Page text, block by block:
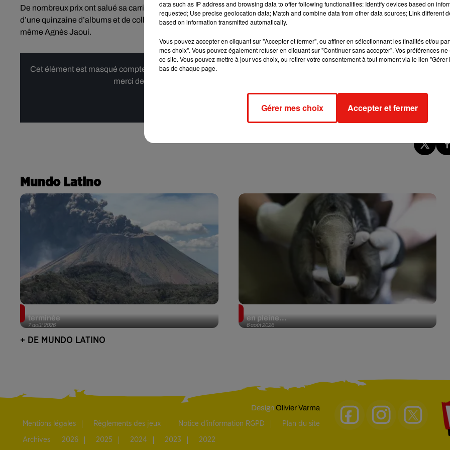
De nombreux prix ont salué sa carrière de "fadista", des concerts donnés dans le monde entier et une discographie riche
d’une quinzaine d’albums et de collaborations avec d’autres grandes voix du genre Mariza, Ana Moura, Cristina Branco - et
même Agnès Jaoui.
Cet élément est masqué compte-tenu du refus du dépôt de cookies que vous avez exprimé. Si vous souhaitez l'afficher,
merci de nous donner votre accord en cliquant sur le bouton ci-dessous.
Afficher l'élément
Mundo Latino
7 août 2026
terminée
6 août 2026
en pleine...
+ DE MUNDO LATINO
DesignOlivier Varma
Mentions légales Règlements des jeux Notice d’information RGPD Plan du site
Archives 2026 2025 2024 2023 2022
data such as IP address and browsing data to offer following functionalities: Identify devices based on
requested; Use precise geolocation data; Match and combine data from other data sources; Link different
based on information transmitted automatically.
Vous pouvez accepter en cliquant sur "Accepter et fermer", ou affiner en sélectionnant les finalités et/ou
mes choix". Vous pouvez également refuser en cliquant sur "Continuer sans accepter". Vos préférences
ce site. Vous pouvez mettre à jour vos choix, ou retirer votre consentement à tout moment via le lien
bas de chaque page.
Gérer mes choix Accepter et fermer